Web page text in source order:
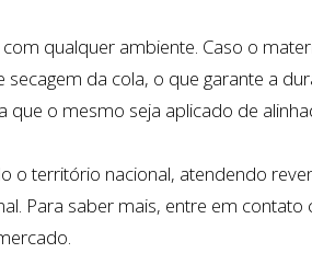
qualquer ambiente. Caso o
da cola, o que garante a
o mesmo seja aplicado de
o território nacional, atendendo
Para saber mais, entre em contato